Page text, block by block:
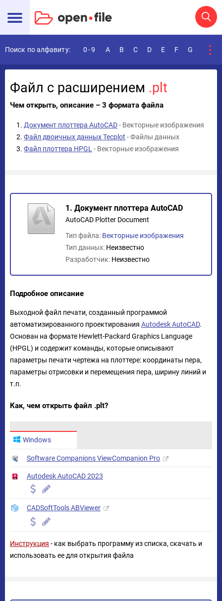
Поиск по алфавиту: 0-9 A B C D E F G
Файл с расширением .plt
Чем открыть, описание – 3 формата файла
Документ плоттера AutoCAD- Векторные изображения
Файл двоичных данных Tecplot - Файлы данных
Файл плоттера HPGL - Векторные изображения
1. Документ плоттера AutoCAD
AutoCAD Plotter Document
Тип файла: Векторные изображения
Тип данных: Неизвестно
Разработчик: Неизвестно
Подробное описание
Выходной файл печати, созданный программой
автоматизированного проектирования Autodesk AutoCAD.
Основан на формате Hewlett-Packard Graphics Language
(HPGL) и содержит команды, которые описывают
параметры печати чертежа на плоттере: координаты пера,
параметры отрисовки и перемещения пера, ширину линий и
т.п.
Как, чем открыть файл .plt?
Windows
Software Companions ViewCompanion Pro
Autodesk AutoCAD 2023
CADSoftTools ABViewer
Инструкция - как выбрать программу из списка, скачать и
использовать ее для открытия файла